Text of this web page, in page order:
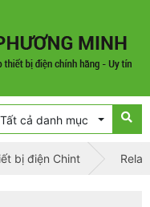
Tất cả danh mục
bị điện Chint